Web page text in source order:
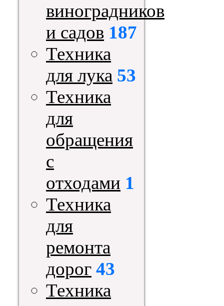
виноградников
и садов 187
Техника
для лука 53
Техника
для
обращения
с
отходами 1
Техника
для
ремонта
дорог 43
Техника